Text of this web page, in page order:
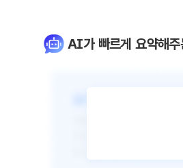
AI가 빠르게 요약해주